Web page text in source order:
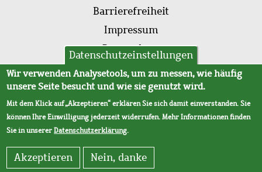
Barrierefreiheit
Impressum
Datenschutz
AVB
Datenschutzeinstellungen
Wir verwenden Analysetools, um zu messen, wie häufig
unsere Seite besucht und wie sie genutzt wird.
Mit dem Klick auf „Akzeptieren“ erklären Sie sich damit einverstanden. Sie
können Ihre Einwilligung jederzeit widerrufen. Mehr Informationen finden
Sie in unsererDatenschutzerklärung.
Akzeptieren Nein, danke